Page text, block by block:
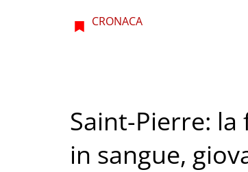
CRONACA
Saint-Pierre: la
in sangue,